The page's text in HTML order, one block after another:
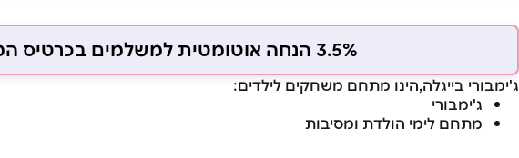
3.5% הנחה אוטומטית למשלמים בכרטיס המועדון
ג'ימבורי בייגלה,הינו מתחם משחקים לילדים:
ג'ימבורי
מתחם לימי הולדת ומסיבות